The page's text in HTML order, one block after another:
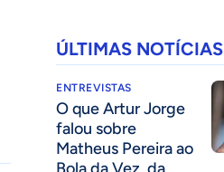
ÚLTIMAS NOTÍCIAS
ENTREVISTAS
O que Artur Jorge
falou sobre
Matheus Pereira ao